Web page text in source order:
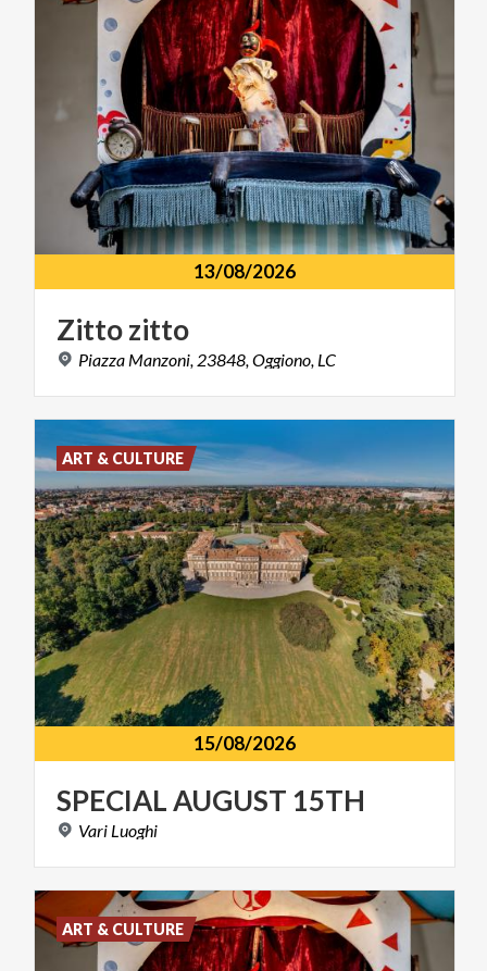
13/08/2026
Zittozitto
Piazza Manzoni, 23848, Oggiono, LC
15/08/2026
SPECIALAUGUST 15TH
Vari Luoghi
ART & CULTURE
ART & CULTURE